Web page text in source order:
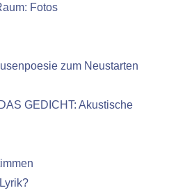
Fotos
zum Neustarten
GEDICHT: Akustische